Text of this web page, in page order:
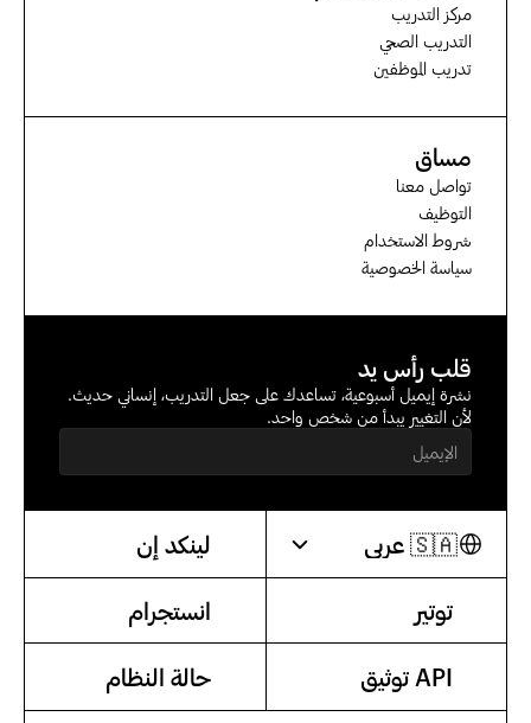
مركز التدريب
التدريب الصحي
تدريب الموظفين
مساق
تواصل معنا
التوظيف
شروط الاستخدام
سياسة الخصوصية
قلب رأس يد
لأن التغيير يبدأ من شخص واحد.
🇸🇦 عربي لينكد إن
توتير انستجرام
API توثيق حالة النظام